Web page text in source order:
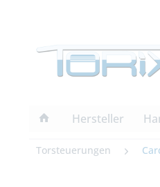
Hersteller
Torsteuerungen